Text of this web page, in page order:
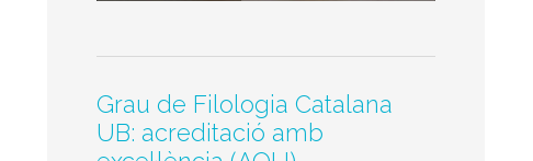
Grau de Filologia Catalana
UB: acreditació amb